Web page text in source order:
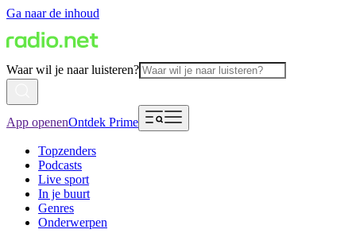
Ga naar de inhoud
Waar wil je naar luisteren?
App openenOntdek Prime
Topzenders
Podcasts
Live sport
In je buurt
Genres
Onderwerpen